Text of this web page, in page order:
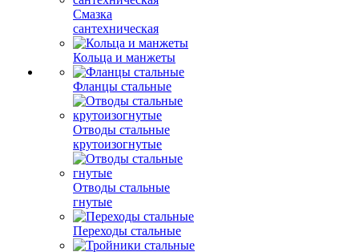
Смазка
сантехническая
Кольца и манжеты
Фланцы стальные
Отводы стальные
крутоизогнутые
Отводы стальные
гнутые
Переходы стальные